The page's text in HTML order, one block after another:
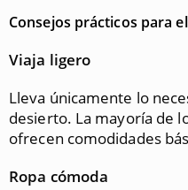
Consejos prácticos para
Viaja ligero
Lleva únicamente lo
desierto. La mayoría de
ofrecen comodidades
Ropa cómoda